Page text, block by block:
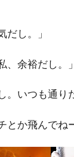
だし。」
、余裕だし。」
。いつも通り
とか飛んでね